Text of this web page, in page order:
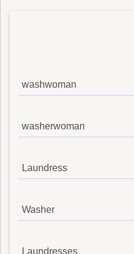
washwoman
washerwoman
Laundress
Washer
Laundresses